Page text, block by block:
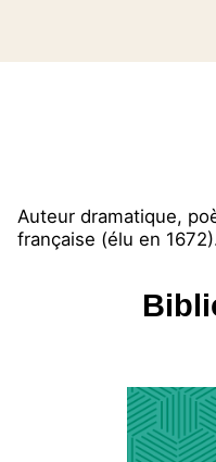
Auteur dramatique,
française (élu en